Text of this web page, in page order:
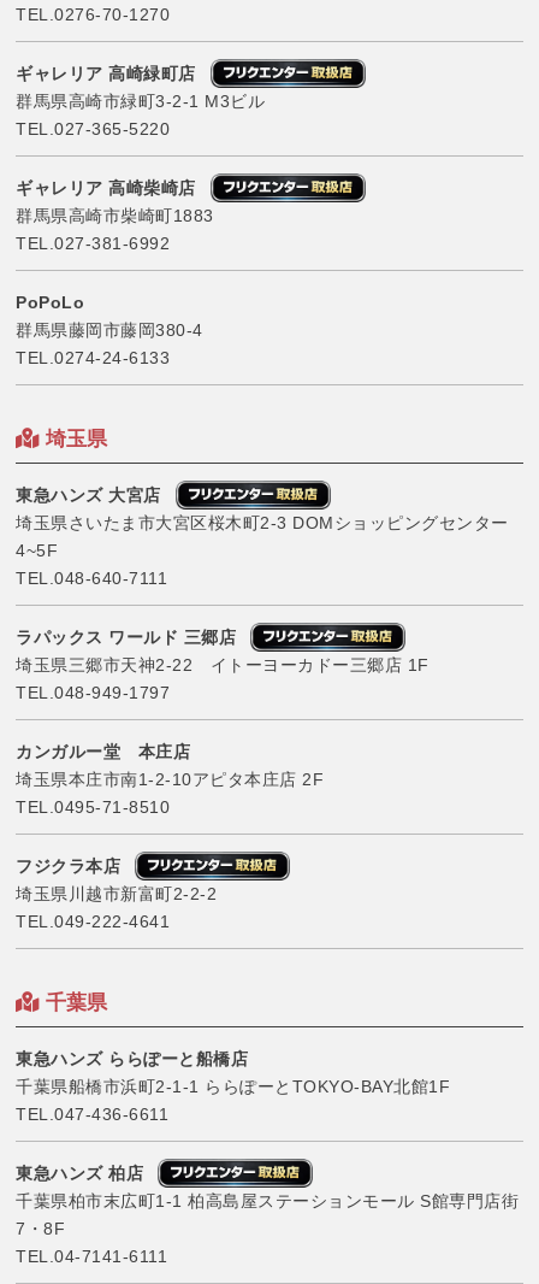
TEL.0276-70-1270
ギャレリア 高崎緑町店
群馬県高崎市緑町3-2-1 M3ビル
TEL.027-365-5220
ギャレリア 高崎柴崎店
群馬県高崎市柴崎町1883
TEL.027-381-6992
PoPoLo
群馬県藤岡市藤岡380-4
TEL.0274-24-6133
埼玉県
東急ハンズ 大宮店
埼玉県さいたま市大宮区桜木町2-3 DOMショッピングセンター
4~5F
TEL.048-640-7111
ラパックス ワールド 三郷店
埼玉県三郷市天神2-22 イトーヨーカドー三郷店 1F
TEL.048-949-1797
カンガルー堂 本庄店
埼玉県本庄市南1-2-10アピタ本庄店 2F
TEL.0495-71-8510
フジクラ本店
埼玉県川越市新富町2-2-2
TEL.049-222-4641
千葉県
東急ハンズ ららぽーと船橋店
千葉県船橋市浜町2-1-1 ららぽーとTOKYO-BAY北館1F
TEL.047-436-6611
東急ハンズ 柏店
千葉県柏市末広町1-1 柏高島屋ステーションモール S館専門店街
7・8F
TEL.04-7141-6111